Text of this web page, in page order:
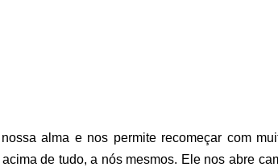
alma e nos permite recomeçar com
de tudo, a nós mesmos. Ele nos abre